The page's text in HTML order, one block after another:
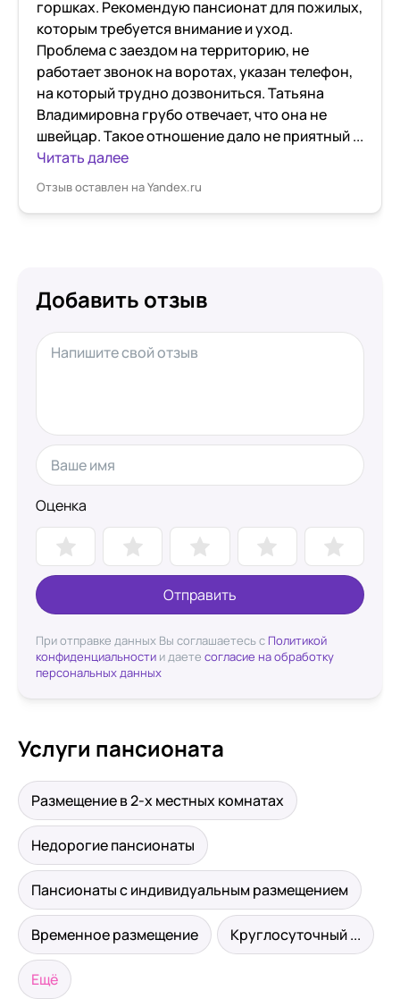
горшках. Рекомендую пансионат для пожилых,
которым требуется внимание и уход.
Проблема с заездом на территорию, не
работает звонок на воротах, указан телефон,
на который трудно дозвониться. Татьяна
Владимировна грубо отвечает, что она не
швейцар. Такое отношение дало не приятный ...
Читать далее
Отзыв оставлен на Yandex.ru
Добавить отзыв
Оценка
Отправить
При отправке данных Вы соглашаетесь с Политикой
конфиденциальности и даете согласие на обработку
персональных данных
Услуги пансионата
Размещение в 2-х местных комнатах
Недорогие пансионаты
Пансионаты с индивидуальным размещением
Временное размещение Круглосуточный ...
Ещё